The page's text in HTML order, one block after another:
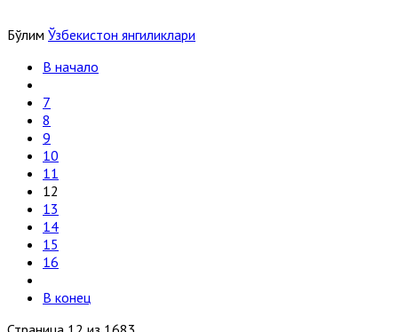
Бўлим Ўзбекистон янгиликлари
В начало
7
8
9
10
11
12
13
14
15
16
В конец